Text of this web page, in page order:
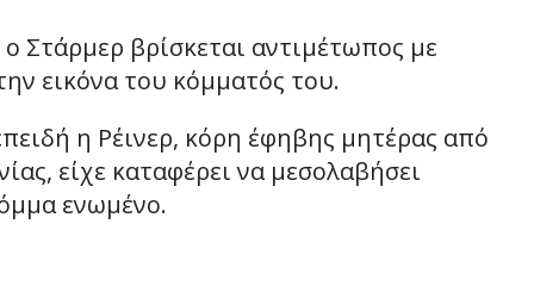
Στάρμερ βρίσκεται αντιμέτωπος με
εικόνα του κόμματός του.
η Ρέινερ, κόρη έφηβης μητέρας από
είχε καταφέρει να μεσολαβήσει
ενωμένο.